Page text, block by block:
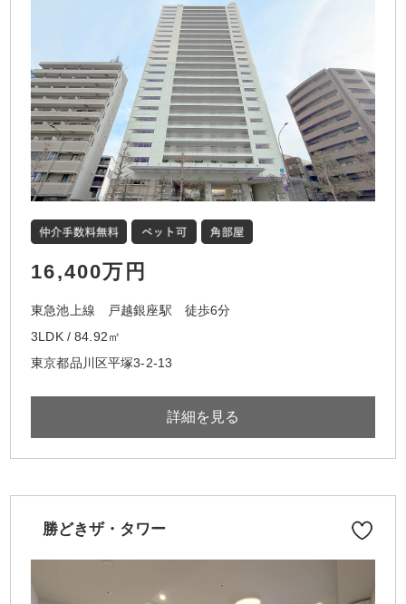
16,400万円
東急池上線 戸越銀座駅 徒歩6分
3LDK / 84.92㎡
東京都品川区平塚3-2-13
詳細を見る
勝どきザ・タワー